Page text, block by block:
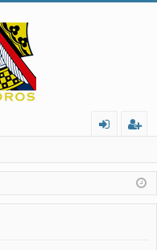
nt
ifi
ist
ra